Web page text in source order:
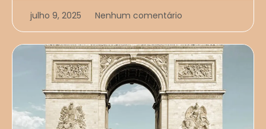
julho 9, 2025 Nenhum comentário